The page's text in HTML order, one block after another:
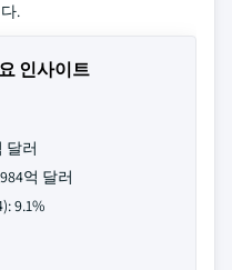
.
인사이트
달러
억 달러
9.1%